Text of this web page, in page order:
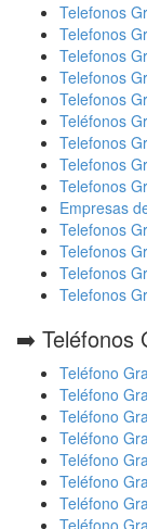
Telefonos
Telefonos
Telefonos
Telefonos
Telefonos
Teléfonos
Telefonos
Telefonos
Telefonos
Empresas
Telefonos
Telefonos
Telefonos
Telefonos
➡️ Teléfonos
Teléfono
Teléfono
Teléfono
Teléfono
Teléfono
Teléfono
Teléfono
Teléfono